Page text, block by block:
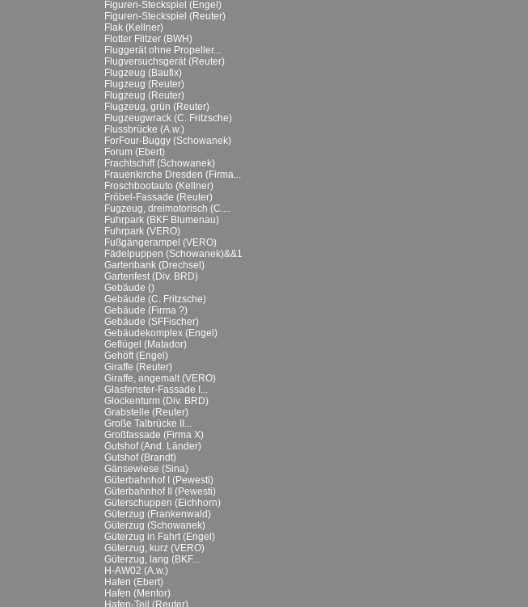
Figuren-Steckspiel (Engel)
Figuren-Steckspiel (Reuter)
Flak (Kellner)
Flotter Flitzer (BWH)
Fluggerät ohne Propeller...
Flugversuchsgerät (Reuter)
Flugzeug (Baufix)
Flugzeug (Reuter)
Flugzeug (Reuter)
Flugzeug, grün (Reuter)
Flugzeugwrack (C. Fritzsche)
Flussbrücke (A.w.)
ForFour-Buggy (Schowanek)
Forum (Ebert)
Frachtschiff (Schowanek)
Frauenkirche Dresden (Firma...
Froschbootauto (Kellner)
Fröbel-Fassade (Reuter)
Fugzeug, dreimotorisch (C....
Fuhrpark (BKF Blumenau)
Fuhrpark (VERO)
Fußgängerampel (VERO)
Fädelpuppen (Schowanek)&&1
Gartenbank (Drechsel)
Gartenfest (Div. BRD)
Gebäude ()
Gebäude (C. Fritzsche)
Gebäude (Firma ?)
Gebäude (SFFischer)
Gebäudekomplex (Engel)
Geflügel (Matador)
Gehöft (Engel)
Giraffe (Reuter)
Giraffe, angemalt (VERO)
Glasfenster-Fassade I...
Glockenturm (Div. BRD)
Grabstelle (Reuter)
Große Talbrücke II...
Großfassade (Firma X)
Gutshof (And. Länder)
Gutshof (Brandt)
Gänsewiese (Sina)
Güterbahnhof I (Pewesti)
Güterbahnhof II (Pewesti)
Güterschuppen (Eichhorn)
Güterzug (Frankenwald)
Güterzug (Schowanek)
Güterzug in Fahrt (Engel)
Güterzug, kurz (VERO)
Güterzug, lang (BKF...
H-AW02 (A.w.)
Hafen (Ebert)
Hafen (Mentor)
Hafen-Teil (Reuter)